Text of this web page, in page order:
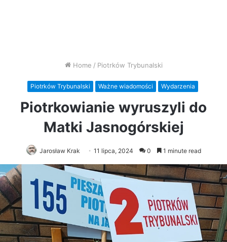
Home / Piotrków Trybunalski
Piotrków Trybunalski Ważne wiadomości Wydarzenia
Piotrkowianie wyruszyli do
Matki Jasnogórskiej
Jarosław Krak 11 lipca, 2024 0 1 minute read